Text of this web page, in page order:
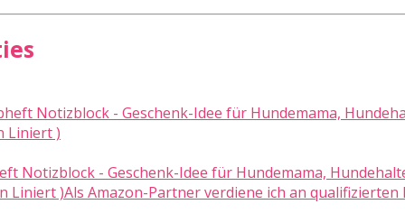
Notizblock - Geschenk-Idee für Hundemama,
Liniert )Als Amazon-Partner verdiene ich an qualifizierten